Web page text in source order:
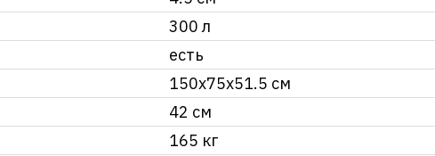
300 л
есть
150x75х51.5 см
42 см
165 кг